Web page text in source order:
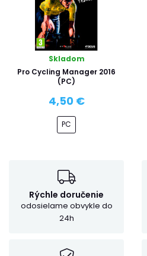
Skladom
Pro Cycling Manager 2016
(PC)
4,50 €
PC
Rýchle doručenie
odosielame obvykle do
24h